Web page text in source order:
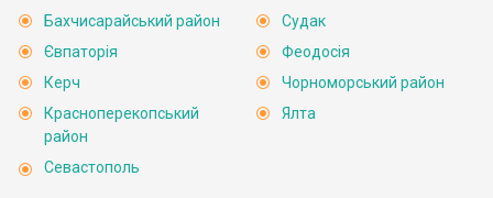
Бахчисарайський район
Євпаторія
Керч
Красноперекопський
район
Севастополь
Судак
Феодосія
Чорноморський район
Ялта